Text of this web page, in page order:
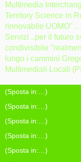
Multimedia
Territory Science in
rinnovabile UOMO"
Servizi ..per il futuro
condivisibile
lungo i cammini
Multimediali Locali